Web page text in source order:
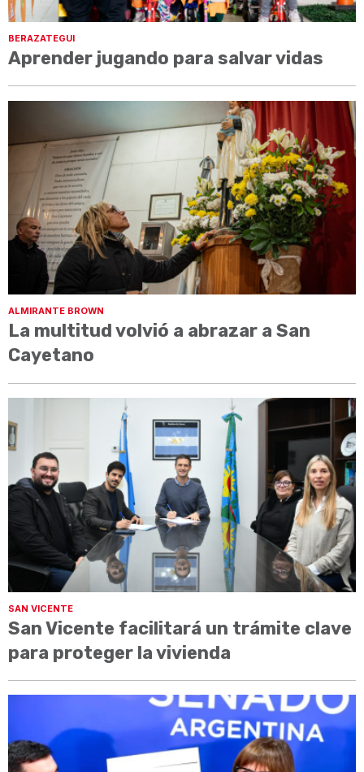
BERAZATEGUI
Aprender jugando para salvar vidas
ALMIRANTE BROWN
La multitud volvió a abrazar a San
Cayetano
SAN VICENTE
San Vicente facilitará un trámite clave
para proteger la vivienda